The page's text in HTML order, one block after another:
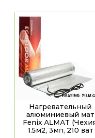
Нагревательный
алюминиевый мат
Fenix ALMAT
1.5м2, 3мп, 210 ват